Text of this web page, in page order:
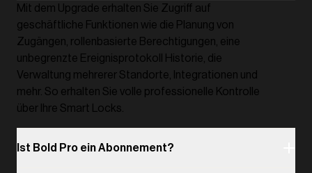
Mit dem Upgrade erhalten Sie Zugriff auf
geschäftliche Funktionen wie die Planung von
Zugängen, rollenbasierte Berechtigungen, eine
unbegrenzte Ereignisprotokoll Historie, die
Verwaltung mehrerer Standorte, Integrationen und
mehr. So erhalten Sie volle professionelle Kontrolle
über Ihre Smart Locks.
Ist Bold Pro ein Abonnement?